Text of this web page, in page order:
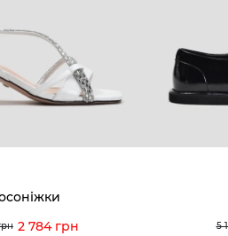
2 784 грн 5
Мої перегляди